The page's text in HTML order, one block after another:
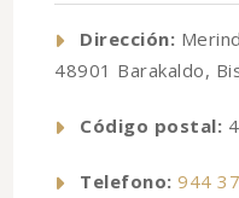
Dirección:
48901 Barakaldo,
Código postal:
Telefono: 944